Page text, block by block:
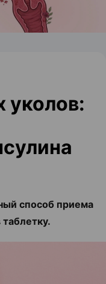
уколов:
способ приема